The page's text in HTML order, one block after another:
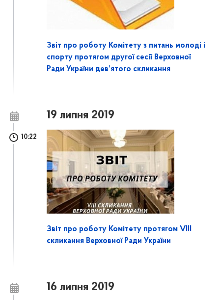
Звіт про роботу Комітету з питань молоді і
спорту протягом другої сесії Верховної
Ради України дев’ятого скликання
19 липня 2019
10:22
Звіт про роботу Комітету протягом VIII
скликання Верховної Ради України
16 липня 2019